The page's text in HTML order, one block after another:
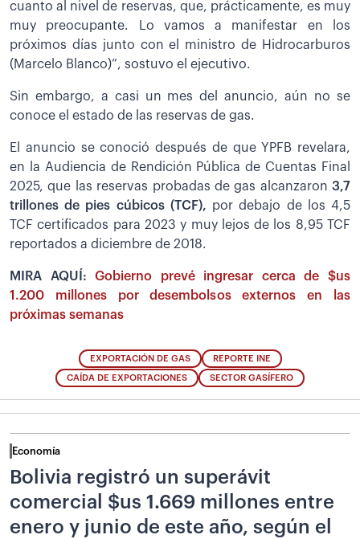
cuanto al nivel de reservas, que, prácticamente, es muy
muy preocupante. Lo vamos a manifestar en los
próximos días junto con el ministro de Hidrocarburos
(Marcelo Blanco)”, sostuvo el ejecutivo.
Sin embargo, a casi un mes del anuncio, aún no se
conoce el estado de las reservas de gas.
El anuncio se conoció después de que YPFB revelara,
en la Audiencia de Rendición Pública de Cuentas Final
2025, que las reservas probadas de gas alcanzaron 3,7
trillones de pies cúbicos (TCF), por debajo de los 4,5
TCF certificados para 2023 y muy lejos de los 8,95 TCF
reportados a diciembre de 2018.
MIRA AQUÍ:Gobierno prevé ingresar cerca de $us
1.200 millones por desembolsos externos en las
próximas semanas
EXPORTACIÓN DE GAS REPORTE INE
CAÍDA DE EXPORTACIONES SECTOR GASÍFERO
Economía
Bolivia registró un superávit
comercial $us 1.669 millones entre
enero y junio de este año, según el